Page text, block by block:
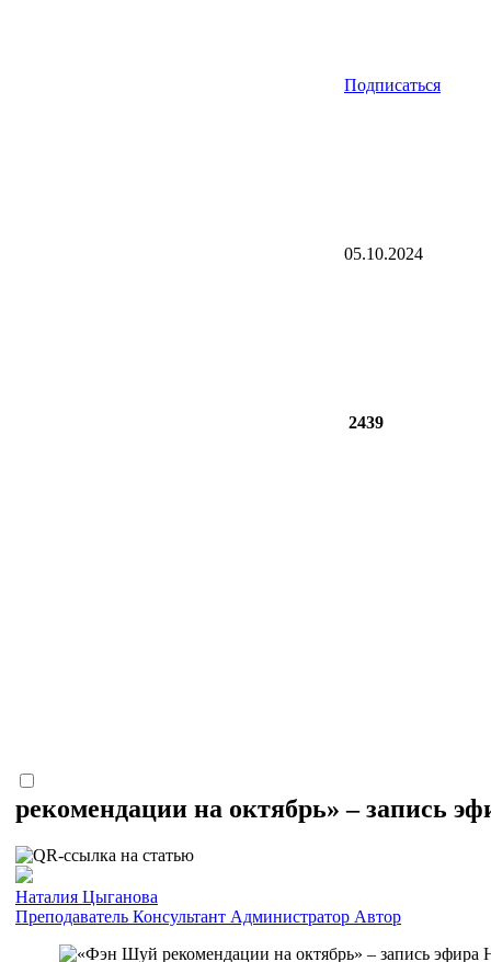
Подписаться
05.10.2024
2439
рекомендации на октябрь» – запись
Наталия Цыганова
Преподаватель Консультант Администратор Автор